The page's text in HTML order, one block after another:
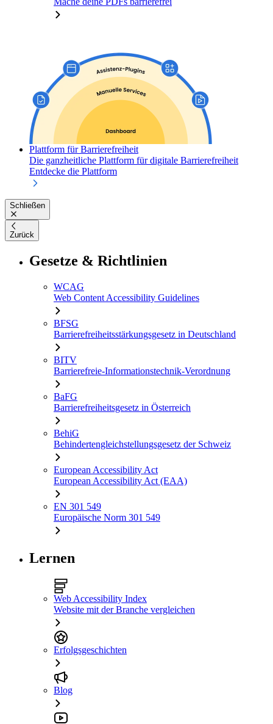
Plattform für Barrierefreiheit
Die ganzheitliche Plattform für digitale Barrierefreiheit
Entdecke die Plattform
Schließen
Zurück
Gesetze & Richtlinien
WCAG
Web Content Accessibility Guidelines
BFSG
Barrierefreiheitsstärkungsgesetz in Deutschland
BITV
Barrierefreie-Informationstechnik-Verordnung
BaFG
Barrierefreiheitsgesetz in Österreich
BehiG
Behindertengleichstellungsgesetz der Schweiz
European Accessibility Act
European Accessibility Act (EAA)
EN 301 549
Europäische Norm 301 549
Lernen
Web Accessibility Index
Website mit der Branche vergleichen
Erfolgsgeschichten
Blog